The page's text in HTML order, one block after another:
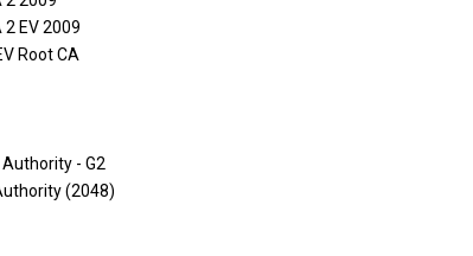
2 EV 2009
Root CA
- G2
(2048)